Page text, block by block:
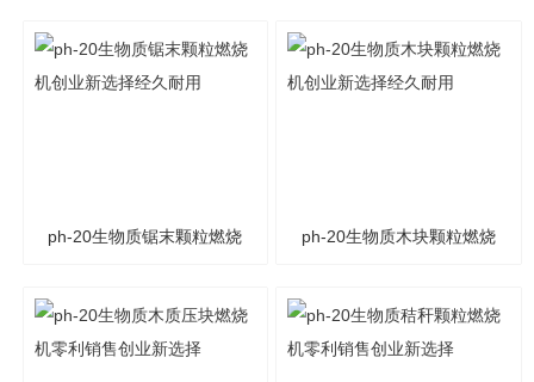
ph-20生物质锯末颗粒燃烧 ph-20生物质木块颗粒燃烧